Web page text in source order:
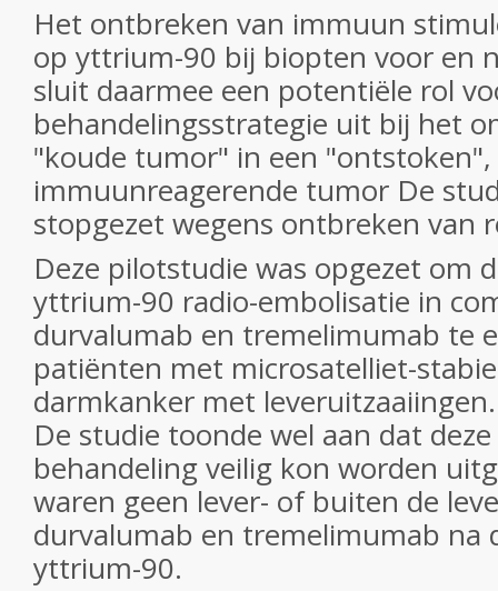
Het ontbreken van immuun
op yttrium-90 bij biopten voor en
sluit daarmee een potentiële rol
behandelingsstrategie uit bij het
"koude tumor" in een "ontstoken",
immuunreagerende tumor De
stopgezet wegens ontbreken van
Deze pilotstudie was opgezet om
yttrium-90 radio-embolisatie in
durvalumab en tremelimumab te
patiënten met microsatelliet-
darmkanker met leveruitzaaiingen.
De studie toonde wel aan dat
behandeling veilig kon worden
waren geen lever- of buiten de
durvalumab en tremelimumab na
yttrium-90.